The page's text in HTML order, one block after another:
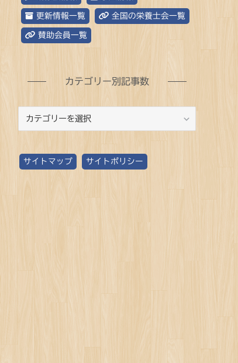
更新情報一覧 全国の栄養士会一覧
賛助会員一覧
カテゴリー別記事数
テ
リ
サイトマップ サイトポリシー